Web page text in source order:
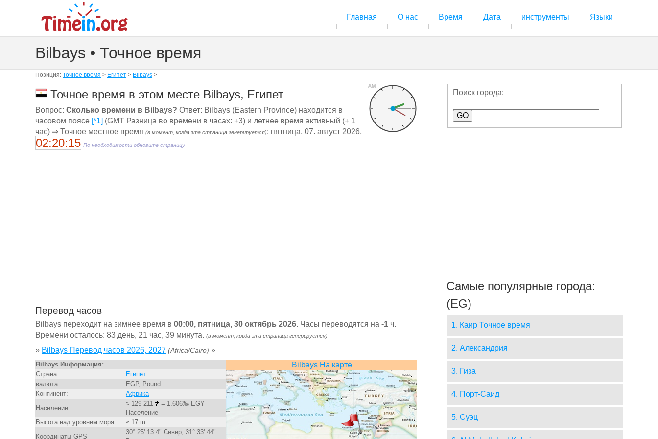
Главная О нас Время Дата инструменты Языки
Bilbays • Точное время
Позиция: Точное время > Египет > Bilbays >
AM
Точное время в этом месте Bilbays, Египет
Вопрос: Сколько времени в Bilbays? Ответ: Bilbays (Eastern Province) находится в
часовом поясе [*1] (GMT Разница во времени в часах: +3) и летнее время активный (+ 1
час) ⇒ Точное местное время (в момент, когда эта страница генерируется): пятница, 07. август 2026,
02:20:16 По необходимости обновите страницу
Перевод часов
Bilbays переходит на зимнее время в 00:00, пятница, 30 октябрь 2026. Часы переводятся на -1 ч.
Времени осталось: 83 день, 21 час, 39 минута. (в момент, когда эта страница генерируется)
» Bilbays Перевод часов 2026, 2027 (Africa/Cairo) »
Bilbays Информация:
Страна:
Египет
валюта:
EGP, Pound
Континент:
Африка
Население:
≈ 129 211
= 1.606‰ EGY
Население
Высота над уровнем моря:
≈ 17 m
Координаты GPS
30° 25' 13.4" Север, 31° 33' 44"
Bilbays На карте
Поиск города:
Самые популярные города:
(EG)
1. Каир Точное время
2. Александрия
3. Гиза
4. Порт-Саид
5. Суэц